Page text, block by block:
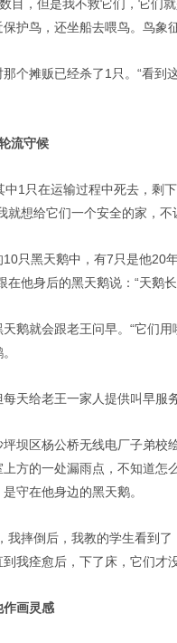
目，但是我不救它们，它们
护鸟，还坐船去喂鸟。鸟象
那个摊贩已经杀了1只。“看
流守候
中1只在运输过程中死去，剩
就想给它们一个安全的家，不
只黑天鹅中，有7只是他20
在他身后的黑天鹅说：“天鹅
鹅就会跟老王问早。“它们
天给老王一家人提供叫早服
坝区杨公桥无线电厂子弟校
方的一处漏雨点，不知道怎
守在他身边的黑天鹅。
我摔倒后，我教的学生看到
我痊愈后，下了床，它们才
作画灵感